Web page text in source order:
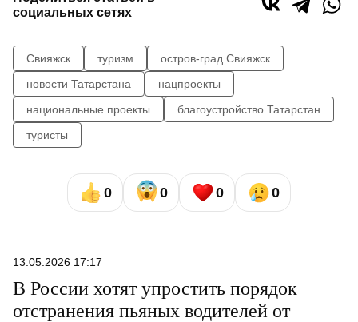
социальных сетях
Свияжск туризм
остров-град Свияжск
новости Татарстана
нацпроекты
национальные проекты
благоустройство Татарстан
туристы
0 0 0 0
13.05.2026 17:17
В России хотят упростить порядок
отстранения пьяных водителей от